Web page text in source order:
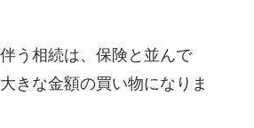
う相続は、保険と並んで
きな金額の買い物になりま